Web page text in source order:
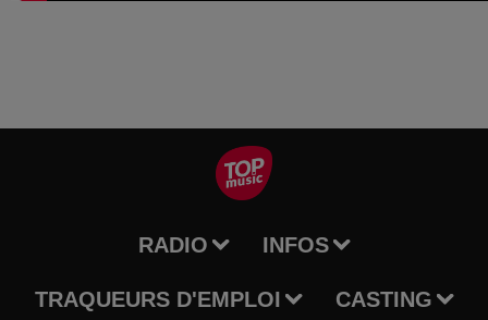
RADIO INFOS
TRAQUEURS D'EMPLOI CASTING